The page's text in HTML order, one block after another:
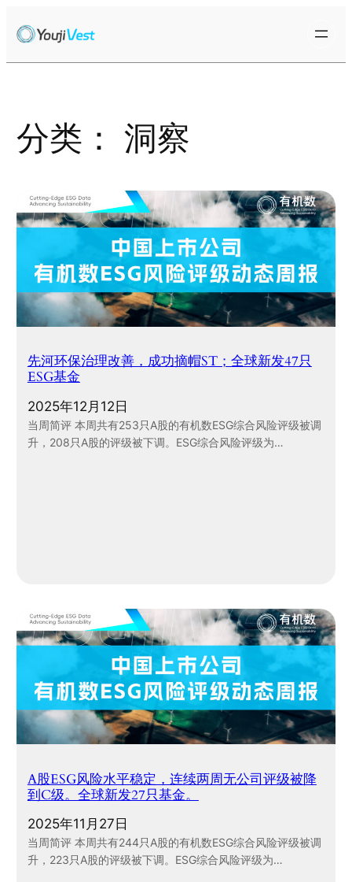
至
分类：洞察
先河环保治理改善，成功摘帽ST；全球新发47只
ESG基金
2025年12月12日
当周简评 本周共有253只A股的有机数ESG综合风险评级被调
升，208只A股的评级被下调。ESG综合风险评级为…
A股ESG风险水平稳定，连续两周无公司评级被降
到C级。全球新发27只基金。
2025年11月27日
当周简评 本周共有244只A股的有机数ESG综合风险评级被调
升，223只A股的评级被下调。ESG综合风险评级为…